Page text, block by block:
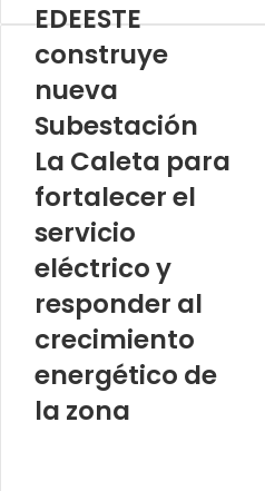
EDEESTE
construye
nueva
Subestación
La Caleta para
fortalecer el
servicio
eléctrico y
responder al
crecimiento
energético de
la zona